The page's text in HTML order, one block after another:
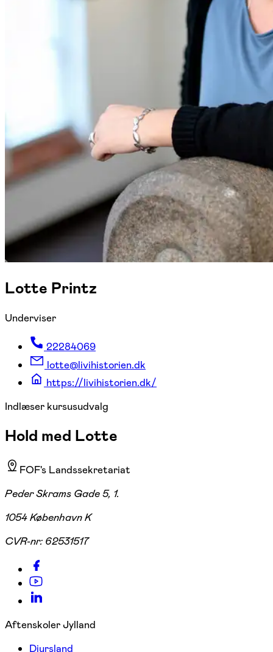
Lotte Printz
Underviser
22284069
lotte@livihistorien.dk
https://livihistorien.dk/
Indlæser kursusudvalg
Hold med Lotte
FOF's Landssekretariat
Peder Skrams Gade 5, 1.
1054 København K
CVR-nr: 62531517
Aftenskoler Jylland
Djursland